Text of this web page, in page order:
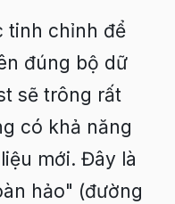
tinh chỉnh để
đúng bộ dữ
sẽ trông rất
có khả năng
mới. Đây là
hảo" (đường